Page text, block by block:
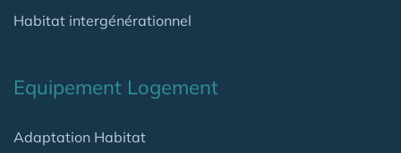
Habitat intergénérationnel
Equipement Logement
Adaptation Habitat